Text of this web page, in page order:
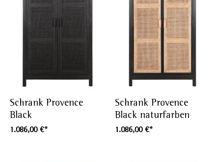
Schrank Provence
Black
1.086,00 €*
Schrank Provence
Black naturfarben
1.086,00 €*